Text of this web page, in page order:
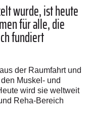
wurde, ist heute
für alle, die
fundiert
der Raumfahrt und
Muskel- und
wird sie weltweit
Reha-Bereich